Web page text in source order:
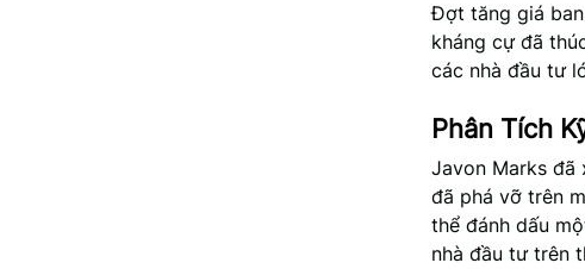
Đợt tăng giá
kháng cự đã
các nhà đầu tư
Phân Tích
Javon Marks đã
đã phá vỡ trên
thể đánh dấu
nhà đầu tư trên